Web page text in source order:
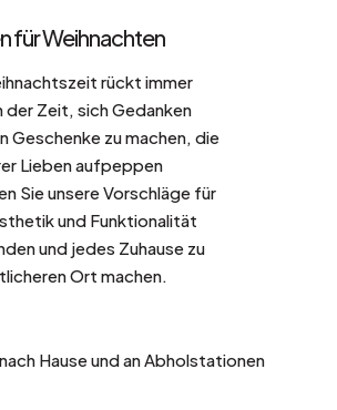
für Weihnachten
rückt immer
der Zeit, sich Gedanken
Geschenke zu machen, die
Lieben aufpeppen
Sie unsere Vorschläge für
und Funktionalität
und jedes Zuhause zu
Ort machen.
Hause und an Abholstationen